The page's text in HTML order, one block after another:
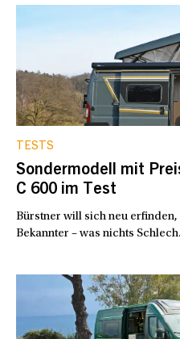
TESTS
Sondermodell mit
C 600 im Test
Bürstner will sich neu
Bekannter – was nichts